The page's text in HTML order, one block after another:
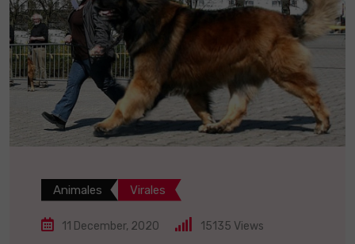
Animales Virales
11 December, 2020 15135 Views